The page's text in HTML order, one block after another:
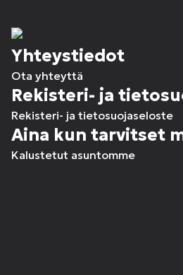
Yhteystiedot
Ota yhteyttä
Rekisteri- ja
Rekisteri- ja tietosuojaseloste
Aina kun tarvitset
Kalustetut asuntomme